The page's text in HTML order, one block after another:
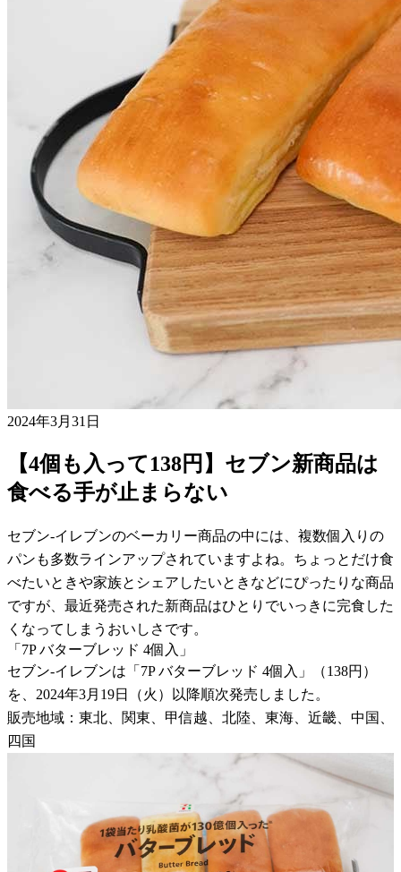
2024年3月31日
【4個も入って138円】セブン新商品は
食べる手が止まらない
セブン-イレブンのベーカリー商品の中には、複数個入りの
パンも多数ラインアップされていますよね。ちょっとだけ食
べたいときや家族とシェアしたいときなどにぴったりな商品
ですが、最近発売された新商品はひとりでいっきに完食した
くなってしまうおいしさです。
「7P バターブレッド 4個入」
セブン-イレブンは「7P バターブレッド 4個入」（138円）
を、2024年3月19日（火）以降順次発売しました。
販売地域：東北、関東、甲信越、北陸、東海、近畿、中国、
四国